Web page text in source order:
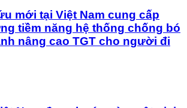
mới tại Việt Nam cung cấp
tiềm năng hệ thống chống bó
nâng cao TGT cho người đi